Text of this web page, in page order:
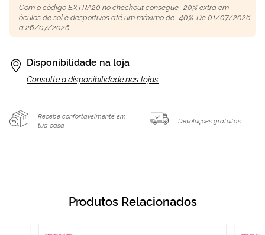
Com o código EXTRA20 no checkout consegue -20% extra em
óculos de sol e desportivos até um máximo de -40%. De 01/07/2026
a 26/07/2026.
Disponibilidade na loja
Consulte a disponibilidade nas lojas
Recebe confortavelmente em
tua casa
Devoluções gratuitas
Produtos Relacionados